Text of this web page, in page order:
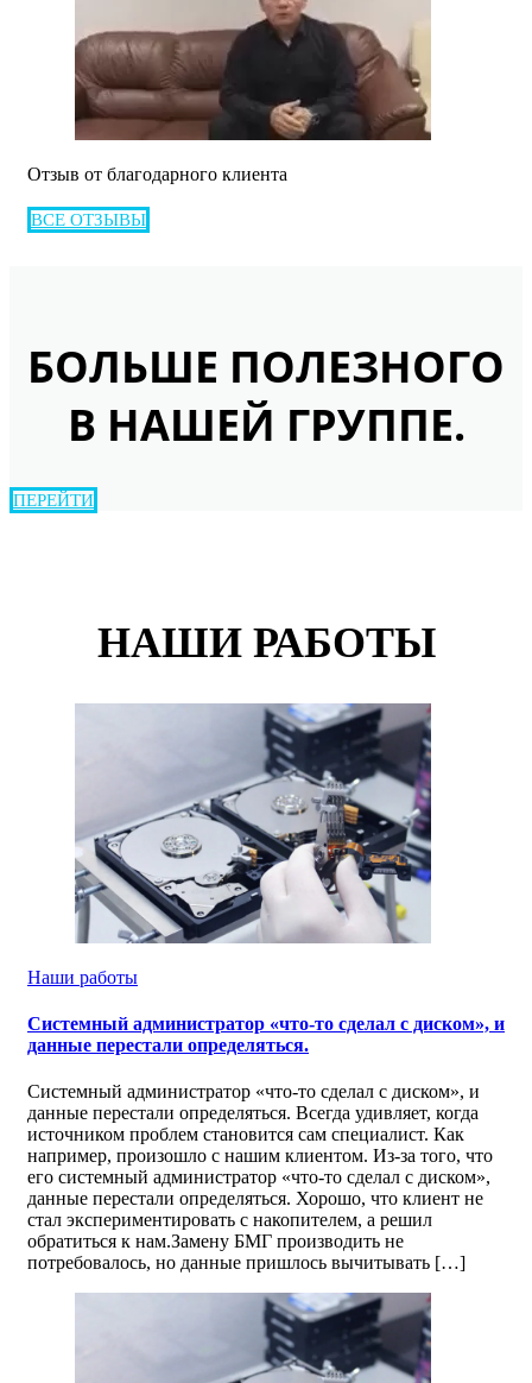
Отзыв от благодарного клиента
ВСЕ ОТЗЫВЫ
БОЛЬШЕ ПОЛЕЗНОГО
В НАШЕЙ ГРУППЕ.
ПЕРЕЙТИ
НАШИ РАБОТЫ
Наши работы
Системный администратор «что-то сделал с диском», и
данные перестали определяться.
Системный администратор «что-то сделал с диском», и
данные перестали определяться. Всегда удивляет, когда
источником проблем становится сам специалист. Как
например, произошло с нашим клиентом. Из-за того, что
его системный администратор «что-то сделал с диском»,
данные перестали определяться. Хорошо, что клиент не
стал экспериментировать с накопителем, а решил
обратиться к нам.Замену БМГ производить не
потребовалось, но данные пришлось вычитывать […]